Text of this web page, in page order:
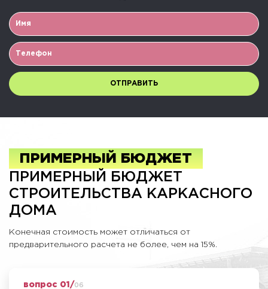
ПРИМЕРНЫЙ БЮДЖЕТ
ПРИМЕРНЫЙ БЮДЖЕТ
СТРОИТЕЛЬСТВА КАРКАСНОГО
ДОМА
Конечная стоимость может отличаться от
предварительного расчета не более, чем на 15%.
вопрос 01/06